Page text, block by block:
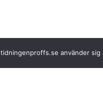
tidningenproffs.se använder